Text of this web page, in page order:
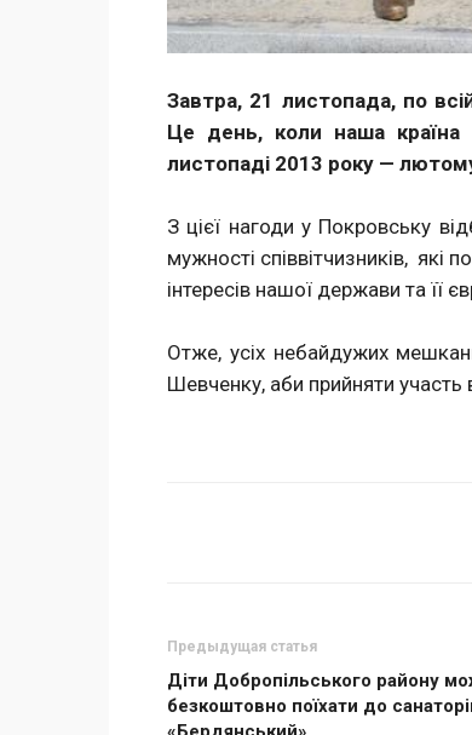
Завтра, 21 листопада, по
Це день, коли наша країна
листопаді 2013 року —
З цієї нагоди у Покровську
мужності співвітчизників, які
інтересів нашої держави та її
Отже, усіх небайдужих
Шевченку, аби прийняти участь
Предыдущая статья
Діти Добропільського району
безкоштовно поїхати до